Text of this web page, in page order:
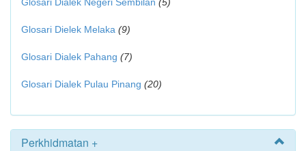
Glosari Dielek Melaka (9)
Glosari Dialek Pahang (7)
Glosari Dialek Pulau Pinang (20)
Perkhidmatan +